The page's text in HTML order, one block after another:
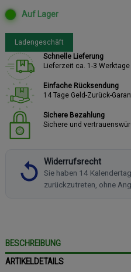
Auf Lager
Ladengeschäft
Schnelle Lieferung
Lieferzeit ca. 1-3
Einfache Rücksendung
14 Tage Geld-Zurück-
Sichere Bezahlung
Sichere und
Widerrufsrecht
Sie haben 14
zurückzutreten, ohne
BESCHREIBUNG
ARTIKELDETAILS